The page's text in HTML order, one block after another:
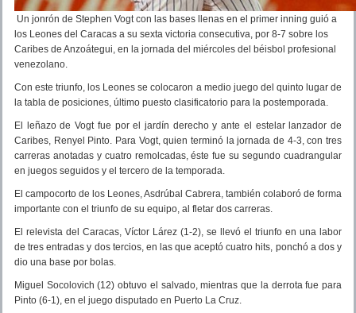
Un jonrón de Stephen Vogt con las bases llenas en el primer inning guió a
los Leones del Caracas a su sexta victoria consecutiva, por 8-7 sobre los
Caribes de Anzoátegui, en la jornada del miércoles del béisbol profesional
venezolano.
Con este triunfo, los Leones se colocaron a medio juego del quinto lugar de
la tabla de posiciones, último puesto clasificatorio para la postemporada.
El leñazo de Vogt fue por el jardín derecho y ante el estelar lanzador de
Caribes, Renyel Pinto. Para Vogt, quien terminó la jornada de 4-3, con tres
carreras anotadas y cuatro remolcadas, éste fue su segundo cuadrangular
en juegos seguidos y el tercero de la temporada.
El campocorto de los Leones, Asdrúbal Cabrera, también colaboró de forma
importante con el triunfo de su equipo, al fletar dos carreras.
El relevista del Caracas, Víctor Lárez (1-2), se llevó el triunfo en una labor
de tres entradas y dos tercios, en las que aceptó cuatro hits, ponchó a dos y
dio una base por bolas.
Miguel Socolovich (12) obtuvo el salvado, mientras que la derrota fue para
Pinto (6-1), en el juego disputado en Puerto La Cruz.